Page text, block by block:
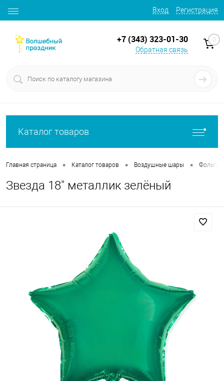
Вход Регистрация
+7 (343) 323-01-30
Обратная связь
0
Каталог товаров
Главная страница • Каталог товаров • Воздушные шары •
Звезда 18" металлик зелёный